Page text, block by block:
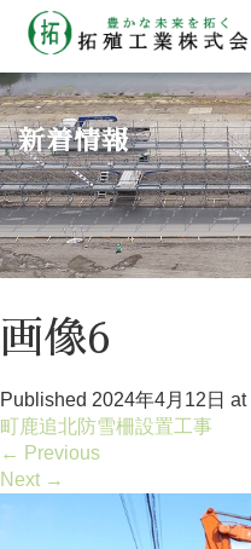
新着情報
画像6
Published 2024年4月12日 at
町鹿追北防雪柵設置工事
← Previous
Next →